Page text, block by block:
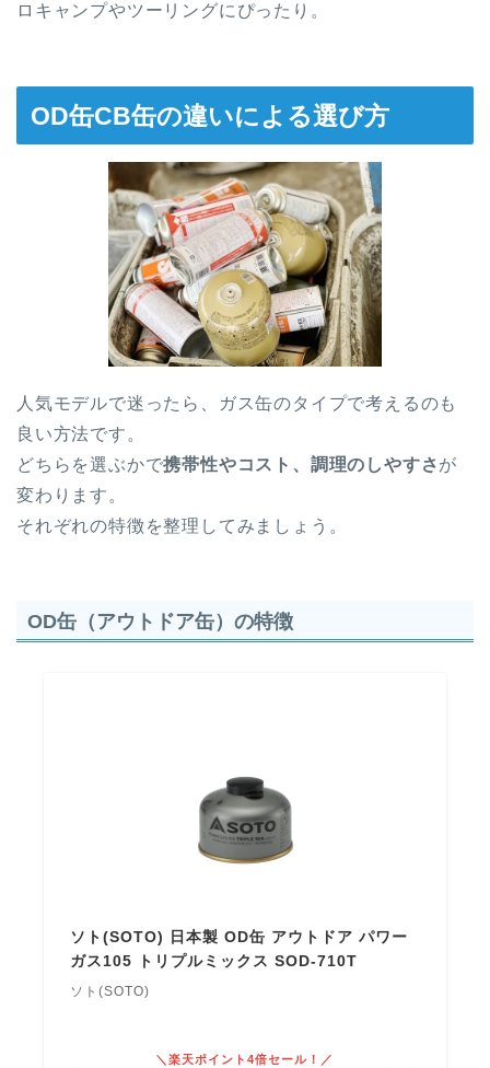
ロキャンプやツーリングにぴったり。
OD缶CB缶の違いによる選び方
人気モデルで迷ったら、ガス缶のタイプで考えるのも
良い方法です。
どちらを選ぶかで携帯性やコスト、調理のしやすさが
変わります。
それぞれの特徴を整理してみましょう。
OD缶（アウトドア缶）の特徴
ソト(SOTO) 日本製 OD缶 アウトドア パワー
ガス105 トリプルミックス SOD-710T
ソト(SOTO)
＼楽天ポイント4倍セール！／